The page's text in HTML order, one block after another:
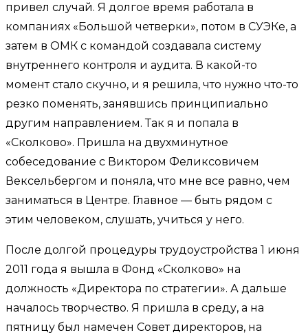
привел случай. Я долгое время работала в
компаниях «Большой четверки», потом в СУЭКе, а
затем в ОМК с командой создавала систему
внутреннего контроля и аудита. В какой-то
момент стало скучно, и я решила, что нужно что-то
резко поменять, занявшись принципиально
другим направлением. Так я и попала в
«Сколково». Пришла на двухминутное
собеседование с Виктором Феликсовичем
Вексельбергом и поняла, что мне все равно, чем
заниматься в Центре. Главное — быть рядом с
этим человеком, слушать, учиться у него.
После долгой процедуры трудоустройства 1 июня
2011 года я вышла в Фонд «Сколково» на
должность «Директора по стратегии». А дальше
началось творчество. Я пришла в среду, а на
пятницу был намечен Совет директоров, на